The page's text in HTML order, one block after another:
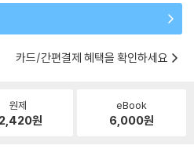
카드/간편결제 혜택을 확인하세요
원제
원
eBook
6,000원